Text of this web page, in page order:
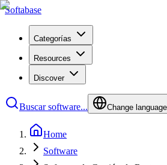
Softabase
Categorías
Resources
Discover
Buscar software... Change language
Home
Software